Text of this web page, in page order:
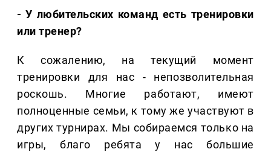
- У любительских команд есть тренировки
или тренер?
К сожалению, на текущий момент
тренировки для нас - непозволительная
роскошь. Многие работают, имеют
полноценные семьи, к тому же участвуют в
других турнирах. Мы собираемся только на
игры, благо ребята у нас большие